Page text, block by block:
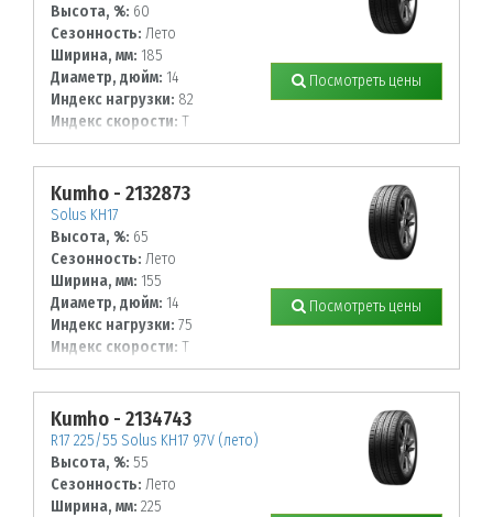
Высота, %: 60
Сезонность: Лето
Ширина, мм: 185
Диаметр, дюйм: 14
Индекс нагрузки: 82
Индекс скорости: T
Посмотреть цены
Kumho - 2132873
Solus KH17
Высота, %: 65
Сезонность: Лето
Ширина, мм: 155
Диаметр, дюйм: 14
Индекс нагрузки: 75
Индекс скорости: T
Посмотреть цены
Kumho - 2134743
R17 225/55 Solus KH17 97V (лето)
Высота, %: 55
Сезонность: Лето
Ширина, мм: 225